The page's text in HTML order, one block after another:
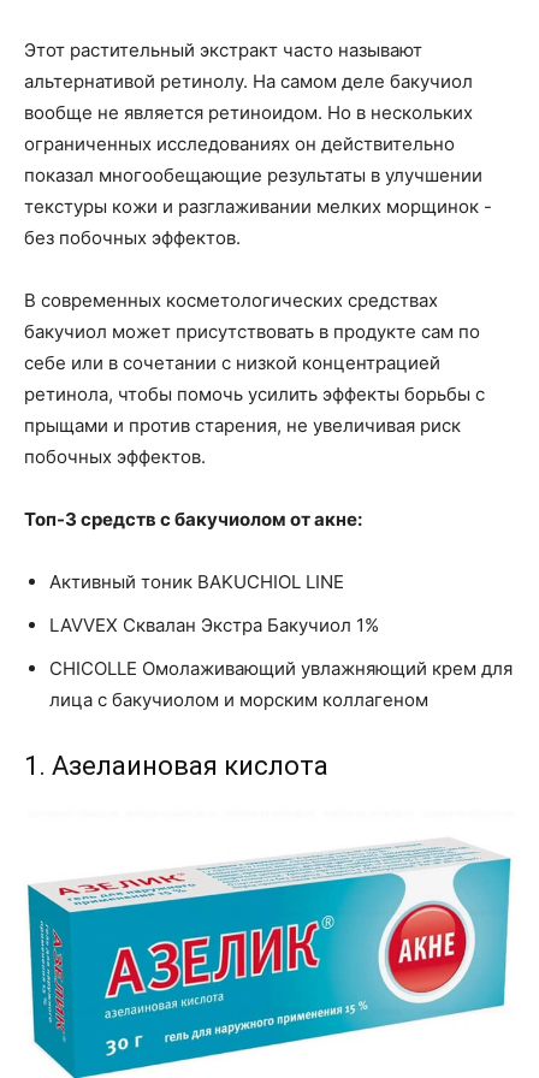
Этот растительный экстракт часто называют
альтернативой ретинолу. На самом деле бакучиол
вообще не является ретиноидом. Но в нескольких
ограниченных исследованиях он действительно
показал многообещающие результаты в улучшении
текстуры кожи и разглаживании мелких морщинок -
без побочных эффектов.
В современных косметологических средствах
бакучиол может присутствовать в продукте сам по
себе или в сочетании с низкой концентрацией
ретинола, чтобы помочь усилить эффекты борьбы с
прыщами и против старения, не увеличивая риск
побочных эффектов.
Топ-3 средств с бакучиолом от акне:
Активный тоник BAKUCHIOL LINE
LAVVEX Сквалан Экстра Бакучиол 1%
CHICOLLE Омолаживающий увлажняющий крем для
лица с бакучиолом и морским коллагеном
1. Азелаиновая кислота